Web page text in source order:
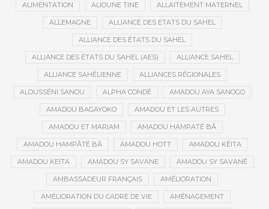
ALIMENTATION ALIOUNE TINE ALLAITEMENT MATERNEL
ALLEMAGNE ALLIANCE DES ETATS DU SAHEL
ALLIANCE DES ÉTATS DU SAHEL
ALLIANCE DES ÉTATS DU SAHEL (AES) ALLIANCE SAHEL
ALLIANCE SAHÉLIENNE ALLIANCES RÉGIONALES
ALOUSSÉNI SANOU ALPHA CONDÉ AMADOU AYA SANOGO
AMADOU BAGAYOKO AMADOU ET LES AUTRES
AMADOU ET MARIAM AMADOU HAMPATÉ BÂ
AMADOU HAMPÂTÉ BÂ AMADOU HOTT AMADOU KÉITA
AMADOU KEÏTA AMADOU SY SAVANE AMADOU SY SAVANÉ
AMBASSADEUR FRANÇAIS AMÉLIORATION
AMÉLIORATION DU CADRE DE VIE AMÉNAGEMENT